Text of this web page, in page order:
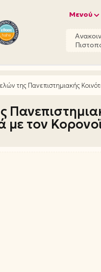
Μενού
της Πανεπιστημιακής
με τον